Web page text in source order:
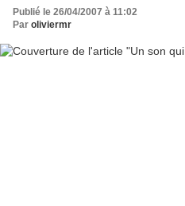
Publié le 26/04/2007 à 11:02
Par oliviermr